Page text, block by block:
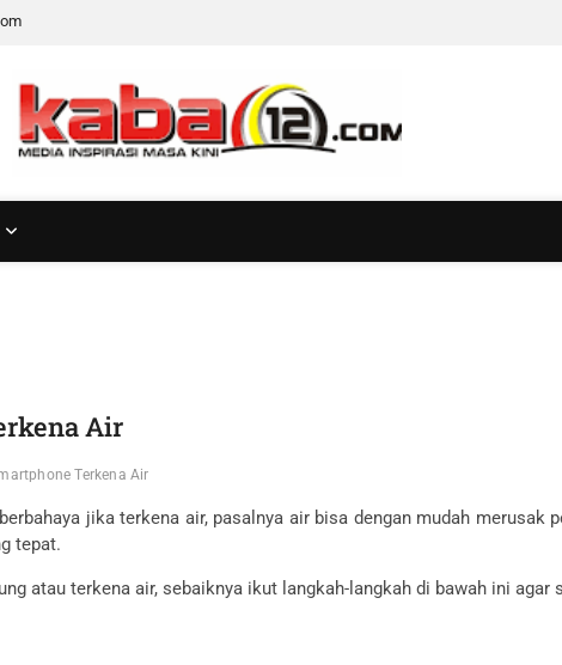
Air
Terkena Air
jika terkena air, pasalnya air bisa dengan mudah merusak
tepat.
atau terkena air, sebaiknya ikut langkah-langkah di bawah ini